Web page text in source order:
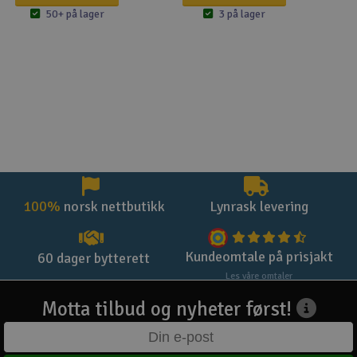
50+ på lager 3 på lager
100% norsk nettbutikk Lynrask levering
60 dager bytterett Kundeomtale på prisjakt
Les våre omtaler
Motta tilbud og nyheter først!